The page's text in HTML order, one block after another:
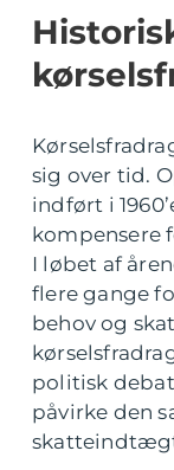
sig over tid.
indført i
kompensere
I løbet af
flere gange
behov og
politisk
påvirke den